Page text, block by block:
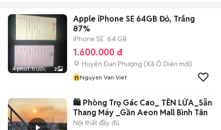
4 phút trước 2
Apple iPhone SE 64GB Đỏ, Trắng
87%
iPhone SE 64 GB
1.600.000 đ
Huyện Đan Phượng (Xã Ô Diên mới)
nNguyen Van Viet
🛍️ Phòng Trọ Gác Cao_ TÊN LỬA_Sẵn
Thang Máy _Gần Aeon Mall Bình Tân
Nội thất đầy đủ